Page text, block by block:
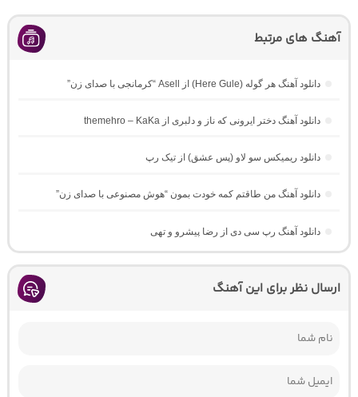
آهنگ های مرتبط
دانلود آهنگ هر گوله (Here Gule) از Asell “کرمانجی با صدای زن”
دانلود آهنگ دختر ایرونی که ناز و دلبری از themehro – KaKa
دانلود ریمیکس سو لاو (پس عشق) از تیک رپ
دانلود آهنگ من طاقتم کمه خودت بمون “هوش مصنوعی با صدای زن”
دانلود آهنگ رپ سی دی از رضا پیشرو و تهی
ارسال نظر برای این آهنگ